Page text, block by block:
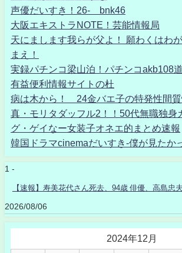
声優だいすき！26- bnk46
大阪エキストラNOTE！芸能情報局
天にまします我らが父よ！ 願わくはわ
まえ！
実録パチンコ梁山泊！パチンコakb108道
有益便利情報サイトの杜
病は木から！ 24金バエ子の特発性間質
真・モリタダッフル2！！50代無職独身
グ・ゲイなー女装子オネエ的まとめ速報
韓国ドラマcinemaだいすき-僕が見たか
1 -
【速報】寿美花代さん死去、94歳 俳優、高島忠
2026/08/06
2024年12月